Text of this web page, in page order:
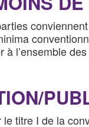
l’ensemble
titre I de la